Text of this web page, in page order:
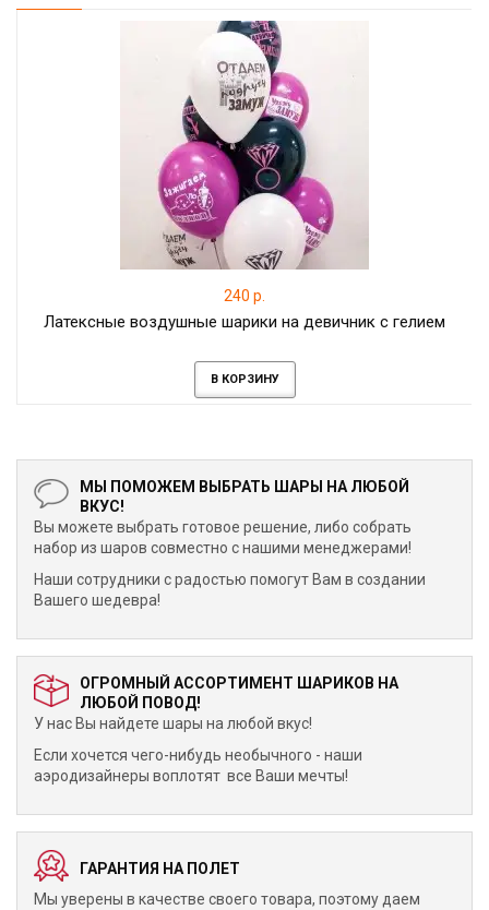
240 р.
Латексные воздушные шарики на девичник с гелием
В КОРЗИНУ
МЫ ПОМОЖЕМ ВЫБРАТЬ ШАРЫ НА ЛЮБОЙ
ВКУС!
Вы можете выбрать готовое решение, либо собрать
набор из шаров совместно с нашими менеджерами!
Наши сотрудники с радостью помогут Вам в создании
Вашего шедевра!
ОГРОМНЫЙ АССОРТИМЕНТ ШАРИКОВ НА
ЛЮБОЙ ПОВОД!
У нас Вы найдете шары на любой вкус!
Если хочется чего-нибудь необычного - наши
аэродизайнеры воплотят все Ваши мечты!
ГАРАНТИЯ НА ПОЛЕТ
Мы уверены в качестве своего товара, поэтому даем